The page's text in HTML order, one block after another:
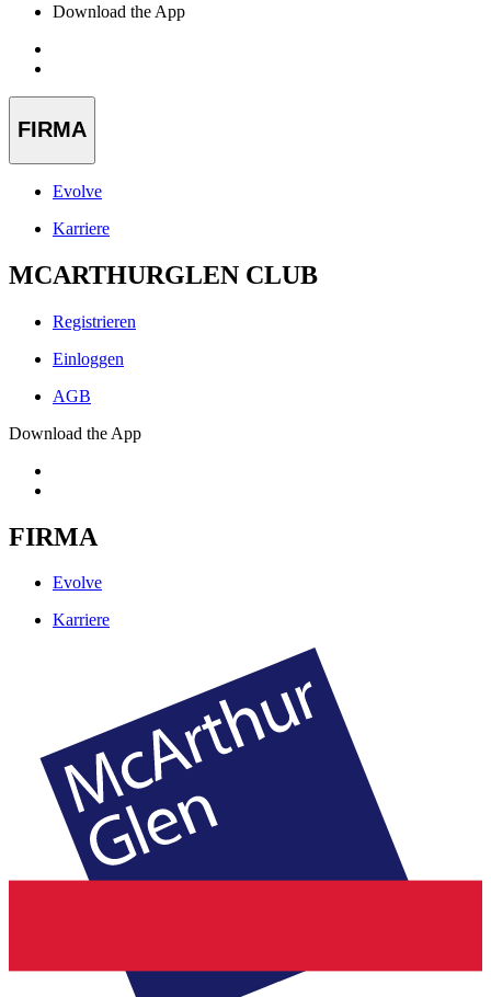
Download the App
FIRMA
Evolve
Karriere
MCARTHURGLEN CLUB
Registrieren
Einloggen
AGB
Download the App
FIRMA
Evolve
Karriere